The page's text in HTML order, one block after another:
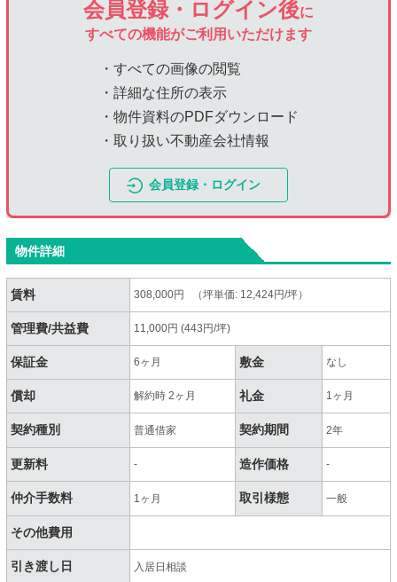
会員登録・ログイン後に
すべての機能がご利用いただけます
・すべての画像の閲覧
・詳細な住所の表示
・物件資料のPDFダウンロード
・取り扱い不動産会社情報
会員登録・ログイン
物件詳細
賃料 308,000円 （坪単価: 12,424円/坪）
管理費/共益費 11,000円 (443円/坪)
保証金 6ヶ月 敷金 なし
償却 解約時 2ヶ月 礼金 1ヶ月
契約種別 普通借家 契約期間 2年
更新料 - 造作価格 -
仲介手数料 1ヶ月 取引様態 一般
その他費用
引き渡し日 入居日相談